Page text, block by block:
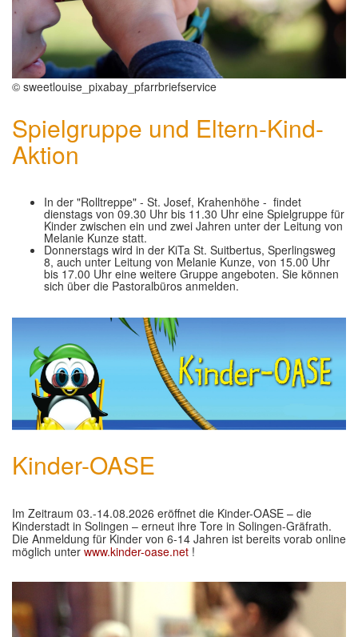
© sweetlouise_pixabay_pfarrbriefservice
Spielgruppe und Eltern-Kind-
Aktion
In der "Rolltreppe" - St. Josef, Krahenhöhe - findet
dienstags von 09.30 Uhr bis 11.30 Uhr eine Spielgruppe für
Kinder zwischen ein und zwei Jahren unter der Leitung von
Melanie Kunze statt.
Donnerstags wird in der KiTa St. Suitbertus, Sperlingsweg
8, auch unter Leitung von Melanie Kunze, von 15.00 Uhr
bis 17.00 Uhr eine weitere Gruppe angeboten. Sie können
sich über die Pastoralbüros anmelden.
Kinder-OASE
Im Zeitraum 03.-14.08.2026 eröffnet die Kinder-OASE – die
Kinderstadt in Solingen – erneut ihre Tore in Solingen-Gräfrath.
Die Anmeldung für Kinder von 6-14 Jahren ist bereits vorab online
möglich unter www.kinder-oase.net !